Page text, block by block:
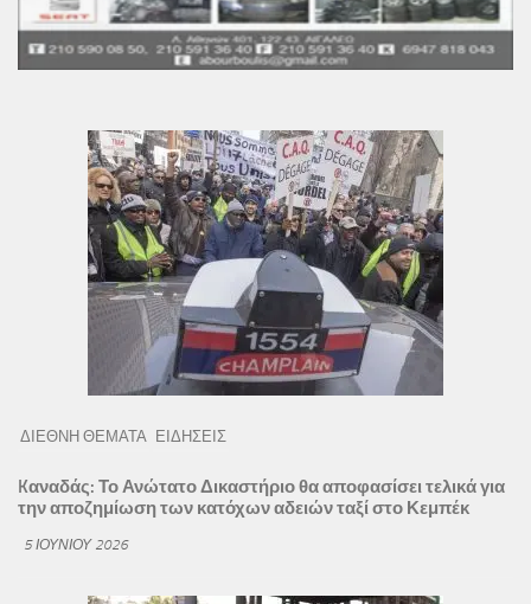
ΔΙΕΘΝΗ ΘΕΜΑΤΑ ΕΙΔΗΣΕΙΣ
Kαναδάς: Το Ανώτατο Δικαστήριο θα αποφασίσει τελικά για
την αποζημίωση των κατόχων αδειών ταξί στο Κεμπέκ
5 ΙΟΥΝΊΟΥ 2026